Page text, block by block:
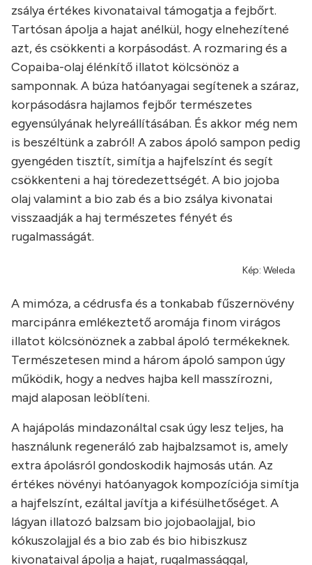
zsálya értékes kivonataival támogatja a fejbőrt.
Tartósan ápolja a hajat anélkül, hogy elnehezítené
azt, és csökkenti a korpásodást. A rozmaring és a
Copaiba-olaj élénkítő illatot kölcsönöz a
samponnak. A búza hatóanyagai segítenek a száraz,
korpásodásra hajlamos fejbőr természetes
egyensúlyának helyreállításában. És akkor még nem
is beszéltünk a zabról! A zabos ápoló sampon pedig
gyengéden tisztít, simítja a hajfelszínt és segít
csökkenteni a haj töredezettségét. A bio jojoba
olaj valamint a bio zab és a bio zsálya kivonatai
visszaadják a haj természetes fényét és
rugalmasságát.
Kép: Weleda
A mimóza, a cédrusfa és a tonkabab fűszernövény
marcipánra emlékeztető aromája finom virágos
illatot kölcsönöznek a zabbal ápoló termékeknek.
Természetesen mind a három ápoló sampon úgy
működik, hogy a nedves hajba kell masszírozni,
majd alaposan leöblíteni.
A hajápolás mindazonáltal csak úgy lesz teljes, ha
használunk regeneráló zab hajbalzsamot is, amely
extra ápolásról gondoskodik hajmosás után. Az
értékes növényi hatóanyagok kompozíciója simítja
a hajfelszínt, ezáltal javítja a kifésülhetőséget. A
lágyan illatozó balzsam bio jojobaolajjal, bio
kókuszolajjal és a bio zab és bio hibiszkusz
kivonataival ápolja a hajat, rugalmassággal,